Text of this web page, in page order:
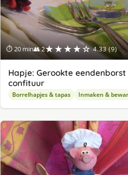
⏱ 20 min👥 2★★★★☆ 4.33 (9)
Hapje: Gerookte
confituur
Borrelhapjes & tapas Inmaken &